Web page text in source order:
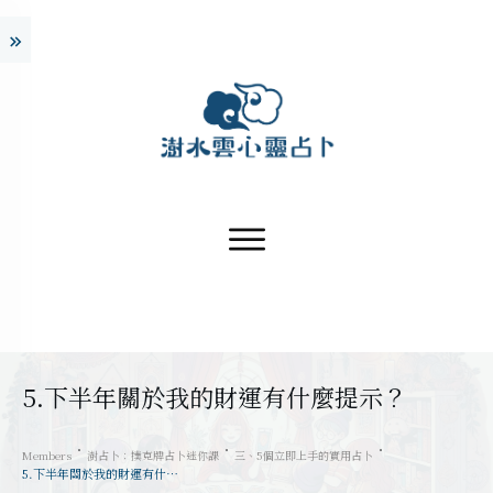
5.下半年關於我的財運有什麼提示？
Members 澍占卜：撲克牌占卜迷你課 三、5個立即上手的實用占卜
5.下半年關於我的財運有什麼提示？